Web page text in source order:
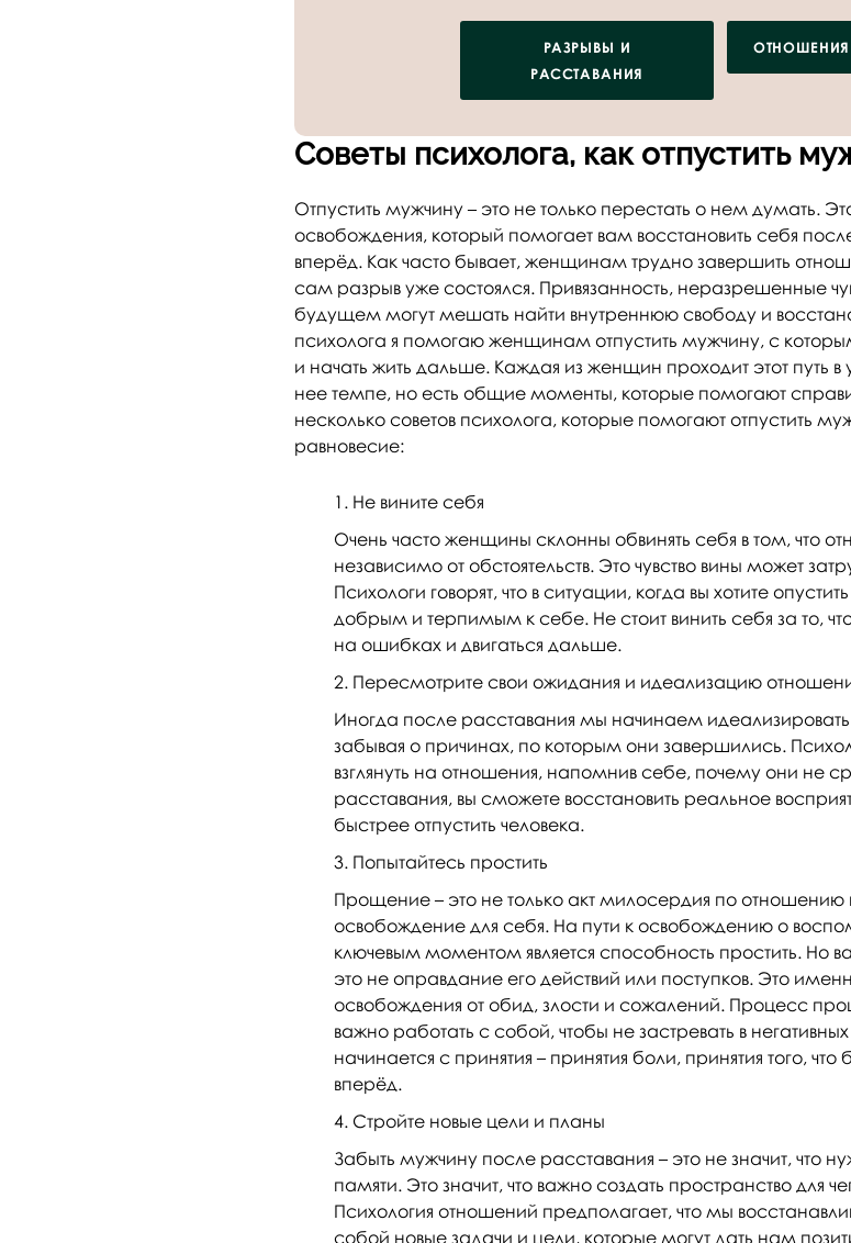
РАЗРЫВЫ И
РАССТАВАНИЯ
Советы психолога, как отпустить
Отпустить мужчину – это не только перестать о нем думать.
освобождения, который помогает вам восстановить себя
вперёд. Как часто бывает, женщинам трудно завершить
сам разрыв уже состоялся. Привязанность, неразрешенные
будущем могут мешать найти внутреннюю свободу и
психолога я помогаю женщинам отпустить мужчину, с
и начать жить дальше. Каждая из женщин проходит этот путь
нее темпе, но есть общие моменты, которые помогают
несколько советов психолога, которые помогают отпустить
равновесие:
Не вините себя
Очень часто женщины склонны обвинять себя в том, что
независимо от обстоятельств. Это чувство вины может
Психологи говорят, что в ситуации, когда вы хотите
добрым и терпимым к себе. Не стоит винить себя за то,
на ошибках и двигаться дальше.
Пересмотрите свои ожидания и идеализацию
Иногда после расставания мы начинаем
забывая о причинах, по которым они завершились.
взглянуть на отношения, напомнив себе, почему они не
расставания, вы сможете восстановить реальное
быстрее отпустить человека.
Попытайтесь простить
Прощение – это не только акт милосердия по отношению
освобождение для себя. На пути к освобождению о
ключевым моментом является способность простить. Но
это не оправдание его действий или поступков. Это
освобождения от обид, злости и сожалений. Процесс
важно работать с собой, чтобы не застревать в
начинается с принятия – принятия боли, принятия того,
вперёд.
Стройте новые цели и планы
Забыть мужчину после расставания – это не значит, что
памяти. Это значит, что важно создать пространство для
Психология отношений предполагает, что мы
собой новые задачи и цели, которые могут дать нам